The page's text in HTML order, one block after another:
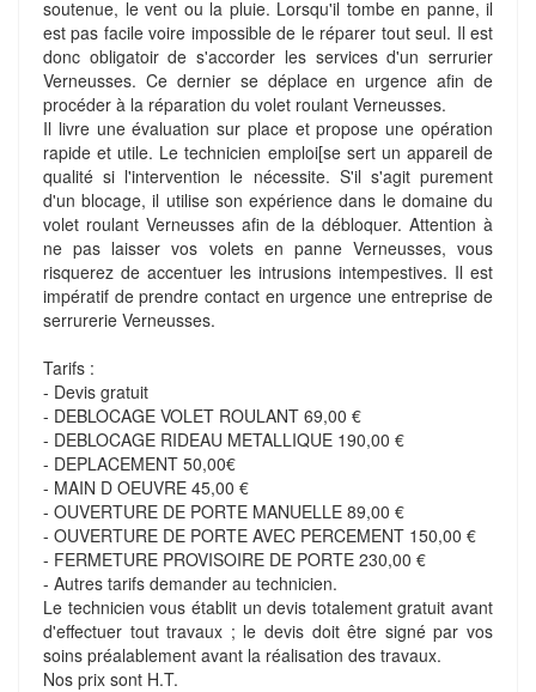
soutenue, le vent ou la pluie. Lorsqu'il tombe en panne, il
est pas facile voire impossible de le réparer tout seul. Il est
donc obligatoir de s'accorder les services d'un serrurier
Verneusses. Ce dernier se déplace en urgence afin de
procéder à la réparation du volet roulant Verneusses.
Il livre une évaluation sur place et propose une opération
rapide et utile. Le technicien emploi[se sert un appareil de
qualité si l'intervention le nécessite. S'il s'agit purement
d'un blocage, il utilise son expérience dans le domaine du
volet roulant Verneusses afin de la débloquer. Attention à
ne pas laisser vos volets en panne Verneusses, vous
risquerez de accentuer les intrusions intempestives. Il est
impératif de prendre contact en urgence une entreprise de
serrurerie Verneusses.
Tarifs :
- Devis gratuit
- DEBLOCAGE VOLET ROULANT 69,00 €
- DEBLOCAGE RIDEAU METALLIQUE 190,00 €
- DEPLACEMENT 50,00€
- MAIN D OEUVRE 45,00 €
- OUVERTURE DE PORTE MANUELLE 89,00 €
- OUVERTURE DE PORTE AVEC PERCEMENT 150,00 €
- FERMETURE PROVISOIRE DE PORTE 230,00 €
- Autres tarifs demander au technicien.
Le technicien vous établit un devis totalement gratuit avant
d'effectuer tout travaux ; le devis doit être signé par vos
soins préalablement avant la réalisation des travaux.
Nos prix sont H.T.